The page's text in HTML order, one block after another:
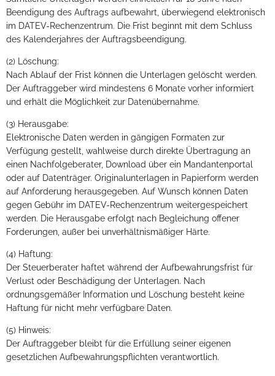
Beendigung des Auftrags aufbewahrt, überwiegend elektronisch
im DATEV-Rechenzentrum. Die Frist beginnt mit dem Schluss
des Kalenderjahres der Auftragsbeendigung.
(2) Löschung:
Nach Ablauf der Frist können die Unterlagen gelöscht werden.
Der Auftraggeber wird mindestens 6 Monate vorher informiert
und erhält die Möglichkeit zur Datenübernahme.
(3) Herausgabe:
Elektronische Daten werden in gängigen Formaten zur
Verfügung gestellt, wahlweise durch direkte Übertragung an
einen Nachfolgeberater, Download über ein Mandantenportal
oder auf Datenträger. Originalunterlagen in Papierform werden
auf Anforderung herausgegeben. Auf Wunsch können Daten
gegen Gebühr im DATEV-Rechenzentrum weitergespeichert
werden. Die Herausgabe erfolgt nach Begleichung offener
Forderungen, außer bei unverhältnismäßiger Härte.
(4) Haftung:
Der Steuerberater haftet während der Aufbewahrungsfrist für
Verlust oder Beschädigung der Unterlagen. Nach
ordnungsgemäßer Information und Löschung besteht keine
Haftung für nicht mehr verfügbare Daten.
(5) Hinweis:
Der Auftraggeber bleibt für die Erfüllung seiner eigenen
gesetzlichen Aufbewahrungspflichten verantwortlich.